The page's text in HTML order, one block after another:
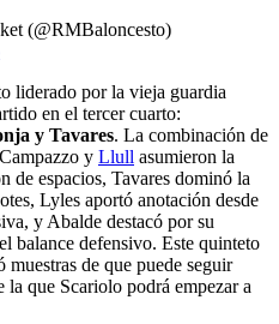
(@RMBaloncesto)
liderado por la vieja guardia
en el tercer cuarto:
y Tavares. La combinación de
y Llull asumieron la
de espacios, Tavares dominó la
Lyles aportó anotación desde
y Abalde destacó por su
balance defensivo. Este quinteto
de que puede seguir
que Scariolo podrá empezar a